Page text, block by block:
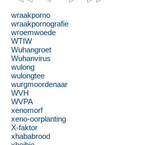
wraakporno
wraakpornografie
wroemwoede
WTIW
Wuhangroet
Wuhanvirus
wulong
wulongtee
wurgmoordenaar
WVH
WVPA
xenomorf
xeno-oorplanting
X-faktor
xhababrood